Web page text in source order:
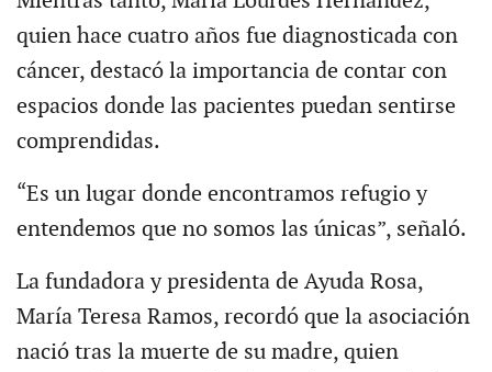
quien hace cuatro años fue diagnosticada con
cáncer, destacó la importancia de contar con
espacios donde las pacientes puedan sentirse
comprendidas.
“Es un lugar donde encontramos refugio y
entendemos que no somos las únicas”, señaló.
La fundadora y presidenta de Ayuda Rosa,
María Teresa Ramos, recordó que la asociación
nació tras la muerte de su madre, quien